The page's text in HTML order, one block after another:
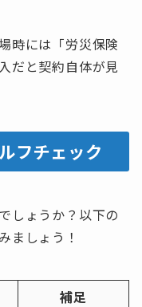
時には「労災保険
だと契約自体が見
フチェック
しょうか？以下の
ましょう！
補足